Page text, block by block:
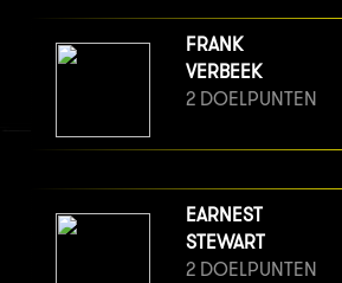
FRANK
VERBEEK
2 DOELPUNTEN
EARNEST
STEWART
2 DOELPUNTEN